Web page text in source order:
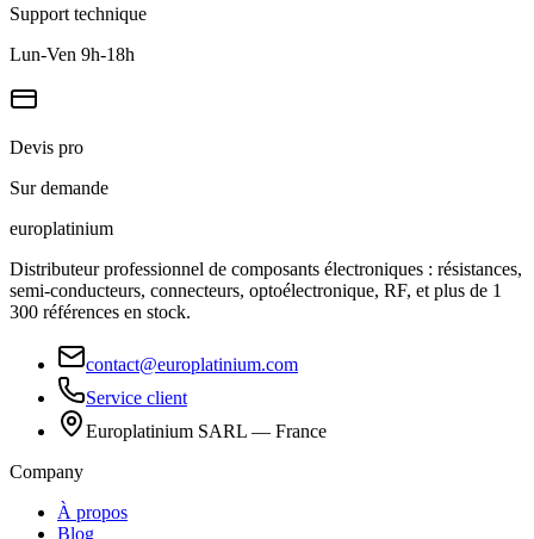
Support technique
Lun-Ven 9h-18h
Devis pro
Sur demande
europlatinium
Distributeur professionnel de composants électroniques : résistances,
semi-conducteurs, connecteurs, optoélectronique, RF, et plus de 1
300 références en stock.
contact@europlatinium.com
Service client
Europlatinium SARL — France
Company
À propos
Blog